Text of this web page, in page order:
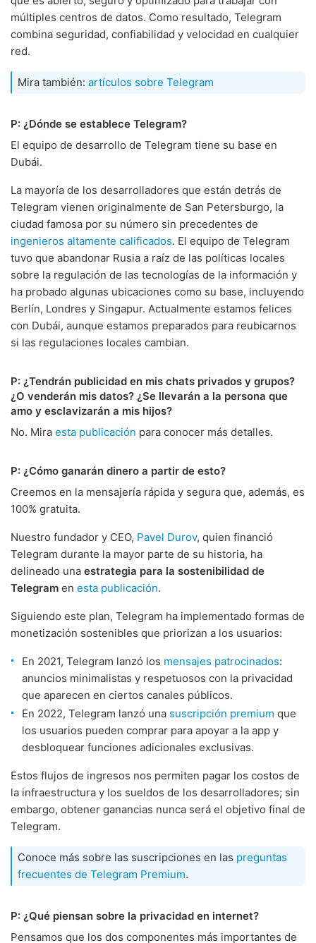
múltiples centros de datos. Como resultado, Telegram
combina seguridad, confiabilidad y velocidad en cualquier
red.
Mira también: artículos sobre Telegram
P: ¿Dónde se establece Telegram?
El equipo de desarrollo de Telegram tiene su base en
Dubái.
La mayoría de los desarrolladores que están detrás de
Telegram vienen originalmente de San Petersburgo, la
ciudad famosa por su número sin precedentes de
ingenieros altamente calificados. El equipo de Telegram
tuvo que abandonar Rusia a raíz de las políticas locales
sobre la regulación de las tecnologías de la información y
ha probado algunas ubicaciones como su base, incluyendo
Berlín, Londres y Singapur. Actualmente estamos felices
con Dubái, aunque estamos preparados para reubicarnos
si las regulaciones locales cambian.
P: ¿Tendrán publicidad en mis chats privados y grupos?
¿O venderán mis datos? ¿Se llevarán a la persona que
amo y esclavizarán a mis hijos?
No. Mira esta publicación para conocer más detalles.
P: ¿Cómo ganarán dinero a partir de esto?
Creemos en la mensajería rápida y segura que, además, es
100% gratuita.
Nuestro fundador y CEO, Pavel Durov, quien financió
Telegram durante la mayor parte de su historia, ha
delineado una estrategia para la sostenibilidad de
Telegram en esta publicación.
Siguiendo este plan, Telegram ha implementado formas de
monetización sostenibles que priorizan a los usuarios:
En 2021, Telegram lanzó los mensajes patrocinados:
anuncios minimalistas y respetuosos con la privacidad
que aparecen en ciertos canales públicos.
En 2022, Telegram lanzó una suscripción premium que
los usuarios pueden comprar para apoyar a la app y
desbloquear funciones adicionales exclusivas.
Estos flujos de ingresos nos permiten pagar los costos de
la infraestructura y los sueldos de los desarrolladores; sin
embargo, obtener ganancias nunca será el objetivo final de
Telegram.
Conoce más sobre las suscripciones en las preguntas
frecuentes de Telegram Premium.
P: ¿Qué piensan sobre la privacidad en internet?
Pensamos que los dos componentes más importantes de